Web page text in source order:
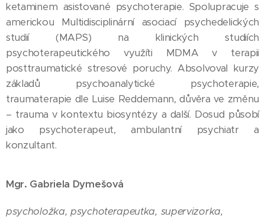
ketaminem asistované psychoterapie. Spolupracuje s
americkou Multidisciplinární asociací psychedelických
studií (MAPS) na klinických studiích
psychoterapeutického využíti MDMA v terapii
posttraumatické stresové poruchy. Absolvoval kurzy
základů psychoanalytické psychoterapie,
traumaterapie dle Luise Reddemann, důvěra ve změnu
– trauma v kontextu biosyntézy a další. Dosud působí
jako psychoterapeut, ambulantní psychiatr a
konzultant.
Mgr. Gabriela Dymešová
psycholožka, psychoterapeutka, supervizorka,